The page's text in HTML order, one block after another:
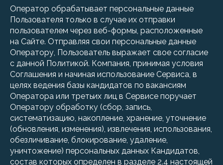
Оператор обрабатывает персональные данные
Пользователя только в случае их отправки
пользователем через веб-формы, расположенные
на Сайте. Отправляя свои персональные данные
Оператору, Пользователь выражает свое согласие
с данной Политикой. Компания, принимая условия
Соглашения и начиная использование Сервиса, в
целях ведения базы кандидатов по вакансиям
Оператора или третьих лиц в Сервисе поручает
Оператору обработку (сбор, запись,
систематизацию, накопление, хранение, уточнение
(обновления, изменения), извлечения, использования,
обезличивание, блокирование, удаление,
уничтожение) персональных данных Кандидатов,
состав которых определен в разделе 2.4 настоящей